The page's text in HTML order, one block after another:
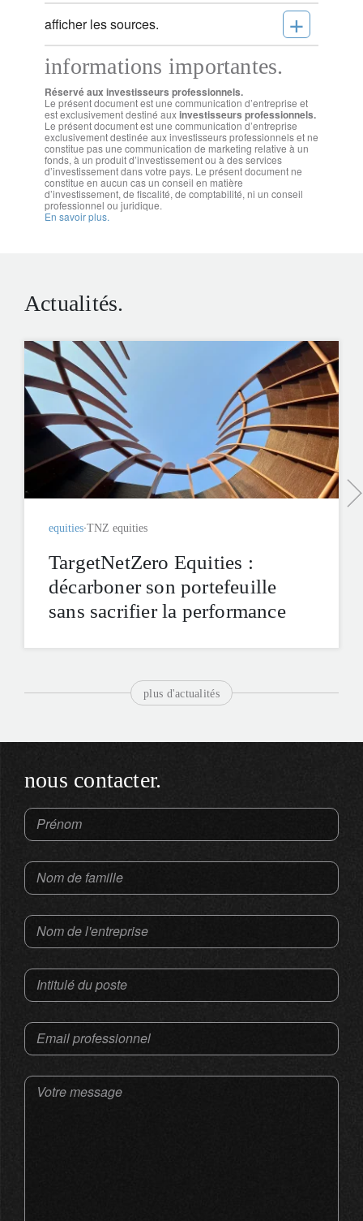
afficher les sources. +
informations importantes.
Réservé aux investisseurs professionnels.
Le présent document est une communication d’entreprise et
est exclusivement destiné auxinvestisseurs professionnels.
Le présent document est une communication d’entreprise
exclusivement destinée aux investisseurs professionnels et ne
constitue pas une communication de marketing relative à un
fonds, à un produit d’investissement ou à des services
d’investissement dans votre pays. Le présent document ne
constitue en aucun cas un conseil en matière
d’investissement, de fiscalité, de comptabilité, ni un conseil
professionnel ou juridique.
En savoir plus.
Actualités.
equities TNZ equities
TargetNetZero Equities :
décarboner son portefeuille
sans sacrifier la performance
plus d'actualités
nous contacter.
Prénom
Nom de famille
Nom de l'entreprise
Intitulé du poste
Email professionnel
Votre message